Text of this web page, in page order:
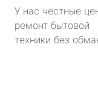
У нас честные
ремонт бытовой
техники без